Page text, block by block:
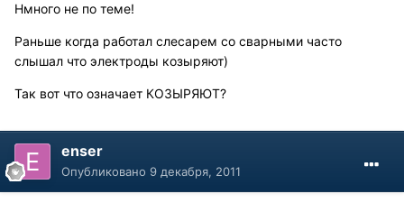
Нмного не по теме!
Раньше когда работал слесарем со сварными часто
слышал что электроды козыряют)
Так вот что означает КОЗЫРЯЮТ?
enser
Опубликовано 9 декабря, 2011